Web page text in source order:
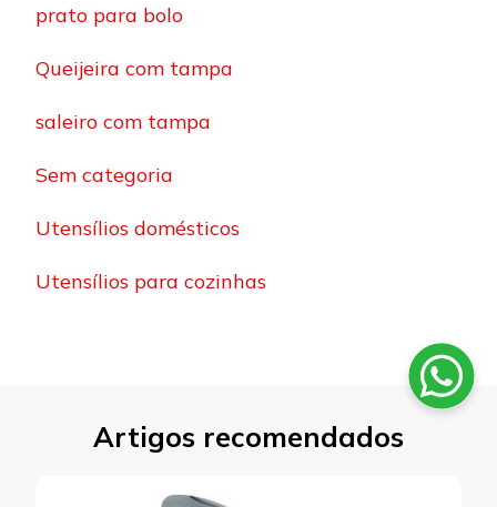
prato para bolo
Queijeira com tampa
saleiro com tampa
Sem categoria
Utensílios domésticos
Utensílios para cozinhas
Artigos recomendados